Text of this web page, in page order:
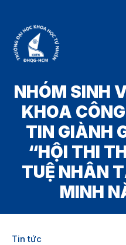
NHÓM SINH
KHOA
TIN GIÀNH
“HỘI THI
TUỆ NHÂN
MINH
Tin tức